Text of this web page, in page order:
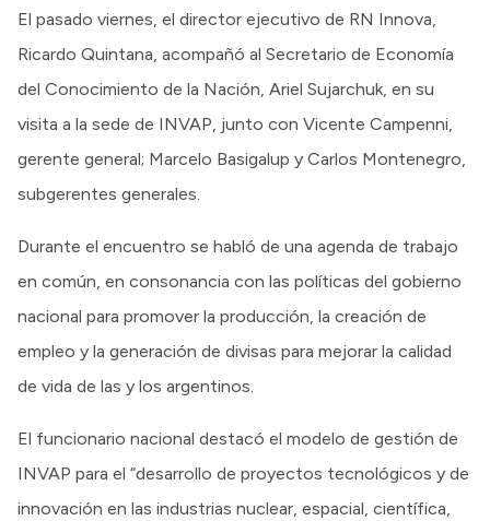
El pasado viernes, el director ejecutivo de RN Innova,
Ricardo Quintana, acompañó al Secretario de Economía
del Conocimiento de la Nación, Ariel Sujarchuk, en su
visita a la sede de INVAP, junto con Vicente Campenni,
gerente general; Marcelo Basigalup y Carlos Montenegro,
subgerentes generales.
Durante el encuentro se habló de una agenda de trabajo
en común, en consonancia con las políticas del gobierno
nacional para promover la producción, la creación de
empleo y la generación de divisas para mejorar la calidad
de vida de las y los argentinos.
El funcionario nacional destacó el modelo de gestión de
INVAP para el “desarrollo de proyectos tecnológicos y de
innovación en las industrias nuclear, espacial, científica,